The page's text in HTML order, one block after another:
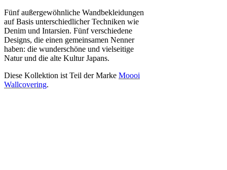
Fünf außergewöhnliche Wandbekleidungen
auf Basis unterschiedlicher Techniken wie
Denim und Intarsien. Fünf verschiedene
Designs, die einen gemeinsamen Nenner
haben: die wunderschöne und vielseitige
Natur und die alte Kultur Japans.
Diese Kollektion ist Teil der Marke Moooi
Wallcovering.